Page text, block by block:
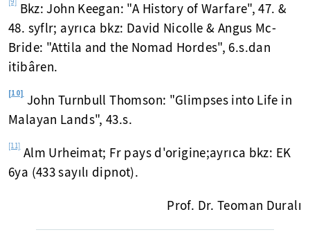
Bkz: John Keegan: "A History of Warfare", 47. &
48. syflr; ayrıca bkz: David Nicolle & Angus Mc-
Bride: "Attila and the Nomad Hordes", 6.s.dan
itibâren.
[10]John Turnbull Thomson: "Glimpses into Life in
Malayan Lands", 43.s.
[11]Alm Urheimat; Fr pays d'origine;ayrıca bkz: EK
6ya (433 sayılı dipnot).
Prof. Dr. Teoman Duralı